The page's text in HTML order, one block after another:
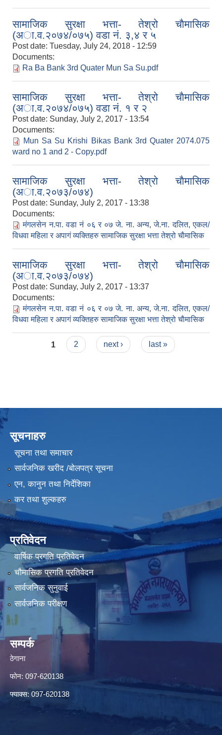
सामाजिक सुरक्षा भत्ता- तेश्रो चाैमासिक
(अा.व.२०७४/०७५) वडा नं. ३,४ र ५
Post date: Tuesday, July 24, 2018 - 12:59
Documents:
Ra Ba Bank 3rd Quater Mun Sa Su.pdf
सामाजिक सुरक्षा भत्ता- तेश्रो चाैमासिक
(अा.व.२०७४/०७५) वडा नं. १ र २
Post date: Sunday, July 2, 2017 - 13:54
Documents:
Mun Sa Su Krishi Bikas Bank 3rd Quater 2074.075
ward no 1 and 2 - Copy.pdf
सामाजिक सुरक्षा भत्ता- तेश्रो चाैमासिक
(अा.व.२०७३/०७४)
Post date: Sunday, July 2, 2017 - 13:38
Documents:
मंगलसेन न.पा. वडा नं ०६ र ०७ जे. ना. अन्य, जे.ना. दलित, एकल/
विधवा महिला र अपागं व्यक्तिहरु सामाजिक सुरक्षा भत्ता तेश्रो चाैमासिक
सामाजिक सुरक्षा भत्ता- तेश्रो चाैमासिक
(अा.व.२०७३/०७४)
Post date: Sunday, July 2, 2017 - 13:37
Documents:
मंगलसेन न.पा. वडा नं ०६ र ०७ जे. ना. अन्य, जे.ना. दलित, एकल/
विधवा महिला र अपागं व्यक्तिहरु सामाजिक सुरक्षा भत्ता तेश्रो चाैमासिक
Pages
1 2 next › last »
सूचनाहरु
सूचना तथा समाचार
सार्वजनिक खरीद /बोलपत्र सूचना
एन, कानुन तथा निर्देशिका
कर तथा शुल्कहरु
प्रतिवेदन
वार्षिक प्रगति प्रतिवेदन
चौमासिक प्रगति प्रतिवेदन
सार्वजनिक सुनुवाई
सार्वजनिक परीक्षण
सम्पर्क
ठेगाना
फोन: 097-620138
फ्याक्स: 097-620138